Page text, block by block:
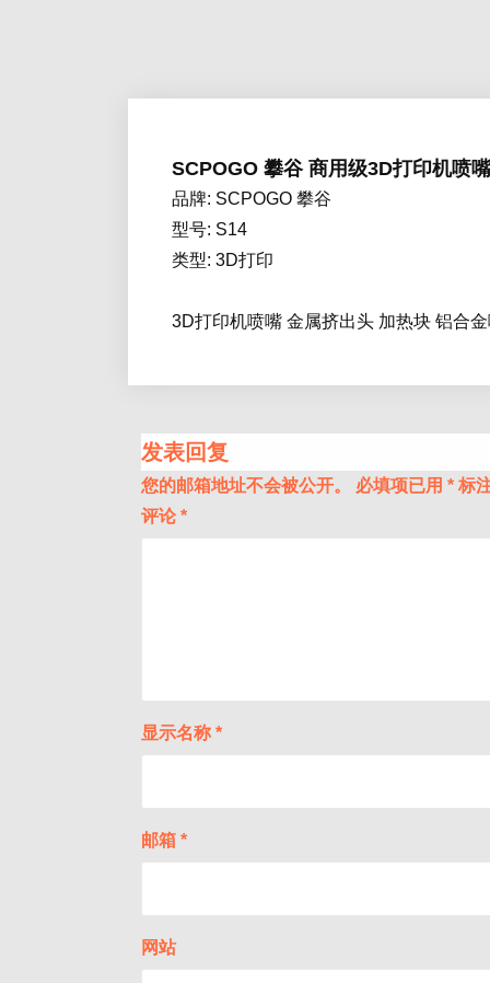
SCPOGO 攀谷 商用级3D打印机喷
品牌: SCPOGO 攀谷
型号: S14
类型: 3D打印
3D打印机喷嘴 金属挤出头 加热块 铝合
发表回复
您的邮箱地址不会被公开。 必填项已用 * 标
评论*
显示名称 *
邮箱 *
网站